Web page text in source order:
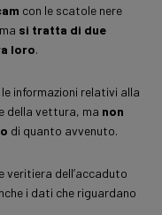
con le scatole nere
si tratta di due
loro.
informazioni relativi alla
della vettura, ma non
di quanto avvenuto.
veritiera dell’accaduto
i dati che riguardano